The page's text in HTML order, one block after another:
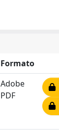
Formato
Adobe
PDF